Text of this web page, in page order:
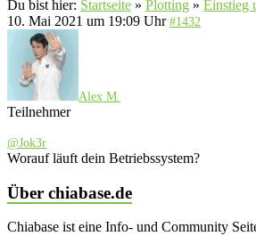
Du bist hier: Startseite » Plotting » Einstieg
10. Mai 2021 um 19:09 Uhr #1432
Alex M.
Teilnehmer
@Jok3r
Worauf läuft dein Betriebssystem?
Über chiabase.de
Chiabase ist eine Info- und Community